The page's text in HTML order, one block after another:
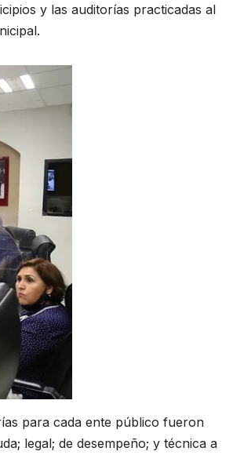
y las auditorías practicadas al
para cada ente público fueron
legal; de desempeño; y técnica a